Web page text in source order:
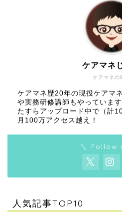
ケアマネの
ケアマネ
ケアマネ歴20年の現役ケアマ
や実務研修講師もやっていま
たすらアップロード中で（計
月100万アクセス越え！
＼ Follow
人気記事TOP10